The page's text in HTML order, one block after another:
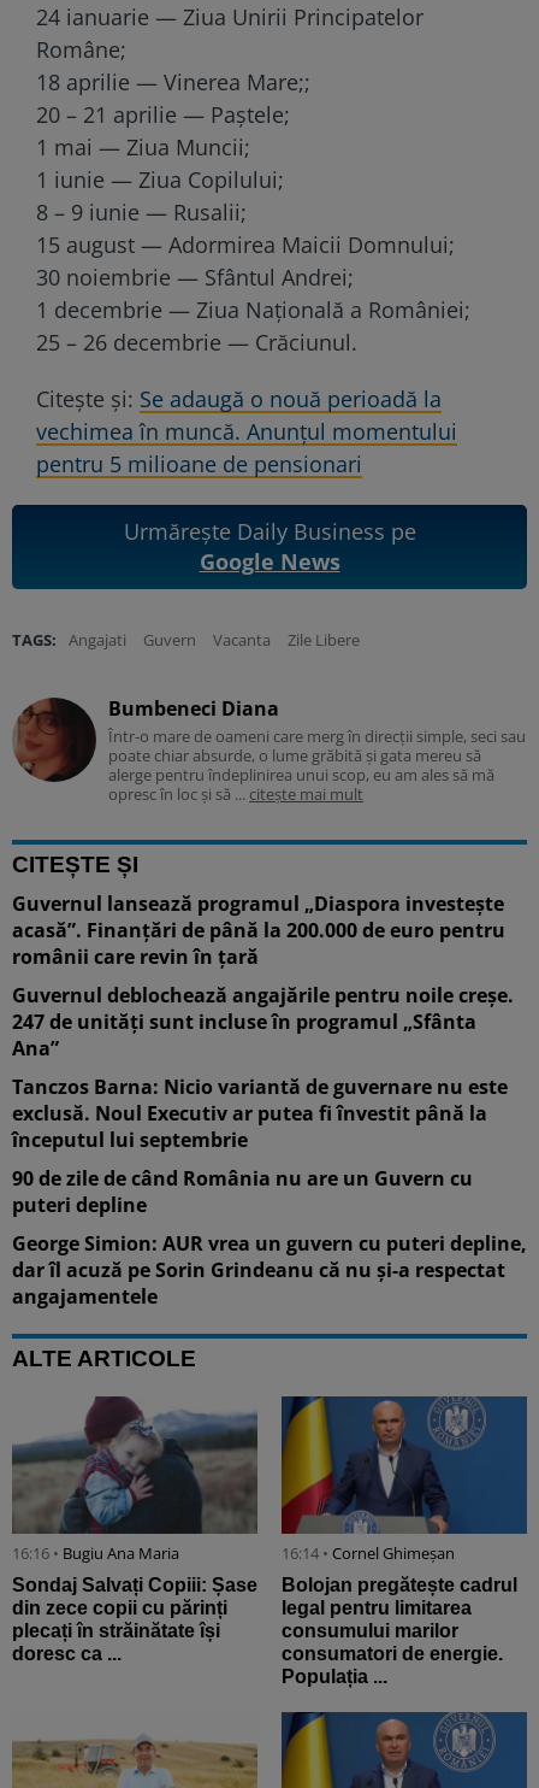
24 ianuarie — Ziua Unirii Principatelor
Române;
18 aprilie — Vinerea Mare;;
20 – 21 aprilie — Paștele;
1 mai — Ziua Muncii;
1 iunie — Ziua Copilului;
8 – 9 iunie — Rusalii;
15 august — Adormirea Maicii Domnului;
30 noiembrie — Sfântul Andrei;
1 decembrie — Ziua Națională a României;
25 – 26 decembrie — Crăciunul.
Citește și: Se adaugă o nouă perioadă la
vechimea în muncă. Anunțul momentului
pentru 5 milioane de pensionari
Urmărește Daily Business pe
Google News
TAGS: Angajati Guvern Vacanta Zile Libere
Bumbeneci Diana
Într-o mare de oameni care merg în direcții simple, seci sau
poate chiar absurde, o lume grăbită și gata mereu să
alerge pentru îndeplinirea unui scop, eu am ales să mă
opresc în loc și să ... citește mai mult
CITEȘTE ȘI
Guvernul lansează programul „Diaspora investește
acasă”. Finanțări de până la 200.000 de euro pentru
românii care revin în țară
Guvernul deblochează angajările pentru noile creșe.
247 de unități sunt incluse în programul „Sfânta
Ana”
Tanczos Barna: Nicio variantă de guvernare nu este
exclusă. Noul Executiv ar putea fi învestit până la
începutul lui septembrie
90 de zile de când România nu are un Guvern cu
puteri depline
George Simion: AUR vrea un guvern cu puteri depline,
dar îl acuză pe Sorin Grindeanu că nu și-a respectat
angajamentele
ALTE ARTICOLE
16:16 • Bugiu ⁠Ana Maria
Sondaj Salvați Copiii: Șase
din zece copii cu părinți
plecați în străinătate își
doresc ca ...
16:14 • Cornel Ghimeșan
Bolojan pregătește cadrul
legal pentru limitarea
consumului marilor
consumatori de energie.
Populația ...